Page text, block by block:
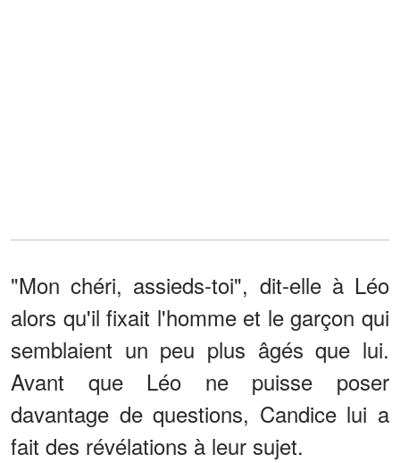
"Mon chéri, assieds-toi", dit-elle à Léo
alors qu'il fixait l'homme et le garçon qui
semblaient un peu plus âgés que lui.
Avant que Léo ne puisse poser
davantage de questions, Candice lui a
fait des révélations à leur sujet.